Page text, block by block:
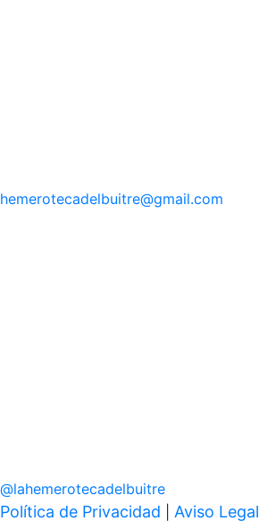
hemerotecadelbuitre@gmail.com
@lahemerotecadelbuitre
Política de Privacidad Aviso Legal